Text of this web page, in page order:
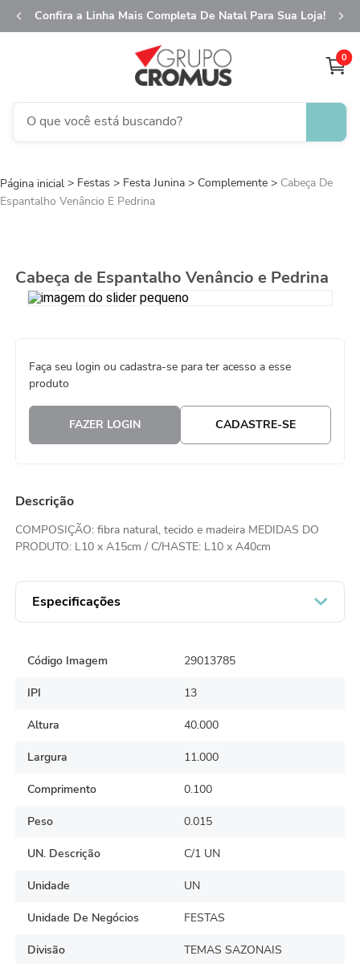
Confira a Linha Mais Completa De Natal Para Sua Loja!
0
O que você está buscando?
Festas Festa Junina Complemente
Cabeça De
Espantalho Venâncio E Pedrina
Cabeça de Espantalho Venâncio e Pedrina
Faça seu login ou cadastra-se para ter acesso a esse
produto
FAZER LOGIN CADASTRE-SE
Descrição
COMPOSIÇÃO: fibra natural, tecido e madeira MEDIDAS DO
PRODUTO: L10 x A15cm / C/HASTE: L10 x A40cm
Especificações
Código Imagem 29013785
IPI 13
Altura 40.000
Largura 11.000
Comprimento 0.100
Peso 0.015
UN. Descrição C/1 UN
Unidade UN
Unidade De Negócios FESTAS
Divisão TEMAS SAZONAIS
1 º
fita aramada
5º
9º
urso